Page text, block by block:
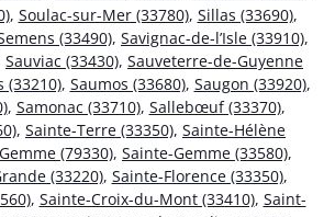
, Soulac-sur-Mer (33780), Sillas (33690),
(33490), Savignac-de-l’Isle (33910),
Sauviac (33430), Sauveterre-de-Guyenne
(33210), Saumos (33680), Saugon (33920),
, Samonac (33710), Sallebœuf (33370),
, Sainte-Terre (33350), Sainte-Hélène
(79330), Sainte-Gemme (33580),
(33220), Sainte-Florence (33350),
, Sainte-Croix-du-Mont (33410), Saint-